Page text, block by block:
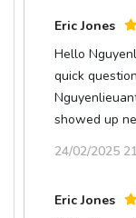
Eric Jones
Hello
quick
showed up
24/02/2025
Eric Jones